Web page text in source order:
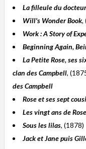
La filleule du
Will's Wonder Book,
Work : A Story of
Beginning Again,
La Petite Rose, ses
clan des Campbell,
des Campbell
Rose et ses sept
Les vingt ans de Rose
Sous les lilas, (1878)
Jack et Jane puis